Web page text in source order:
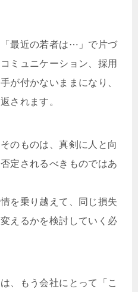
最近の若者は⋯」で片づ
ミュニケーション、採用
が付かないままになり、
されます。
のものは、真剣に人と向
定されるべきものではあ
を乗り越えて、同じ損失
えるかを検討していく必
、もう会社にとって「こ